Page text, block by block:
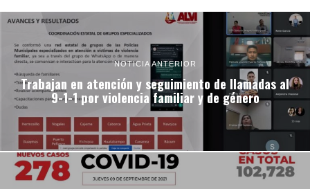
NOTICIA ANTERIOR
Trabajan en atención y seguimiento de llamadas al
9-1-1 por violencia familiar y de género